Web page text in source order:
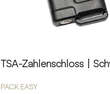
TSA-Zahlenschloss |
PACK EASY